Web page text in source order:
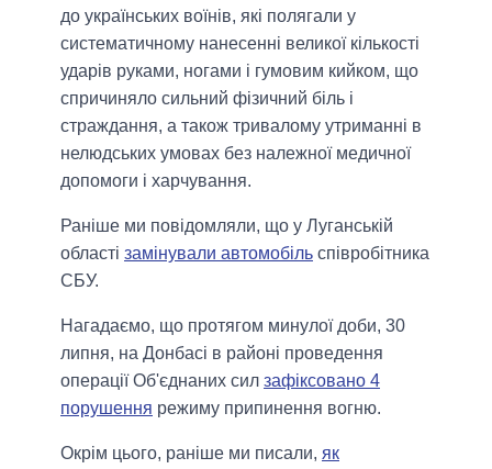
до українських воїнів, які полягали у
систематичному нанесенні великої кількості
ударів руками, ногами і гумовим кийком, що
спричиняло сильний фізичний біль і
страждання, а також тривалому утриманні в
нелюдських умовах без належної медичної
допомоги і харчування.
Раніше ми повідомляли, що у Луганській
області замінували автомобіль співробітника
СБУ.
Нагадаємо, що протягом минулої доби, 30
липня, на Донбасі в районі проведення
операції Об'єднаних сил зафіксовано 4
порушення режиму припинення вогню.
Окрім цього, раніше ми писали, як